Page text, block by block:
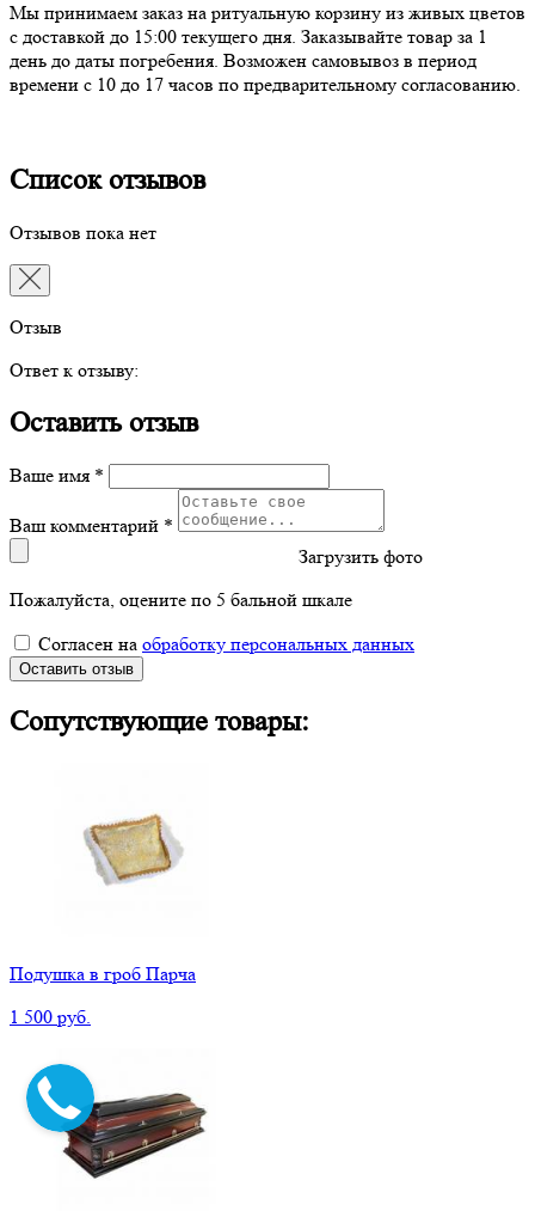
Мы принимаем заказ на ритуальную корзину из живых цветов
с доставкой до 15:00 текущего дня. Заказывайте товар за 1
день до даты погребения. Возможен самовывоз в период
времени с 10 до 17 часов по предварительному согласованию.
Список отзывов
Отзывов пока нет
Отзыв
Ответ к отзыву:
Оставить отзыв
Ваше имя *
Ваш комментарий *
Загрузить фото
Пожалуйста, оцените по 5 бальной шкале
Согласен на обработку персональных данных
Оставить отзыв
Сопутствующие товары:
Подушка в гроб Парча
1 500 руб.